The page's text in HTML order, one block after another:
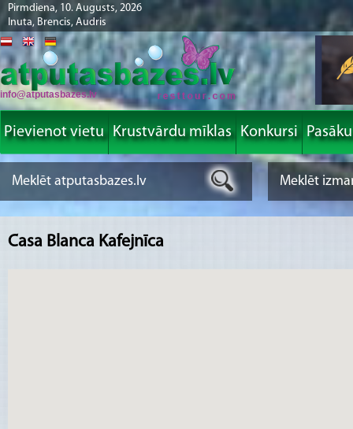
Pirmdiena, 10. Augusts, 2026
Inuta, Brencis, Audris
info@atputasbazes.lv
Pievienot vietu Krustvārdu mīklas Konkursi
Casa Blanca Kafejnīca